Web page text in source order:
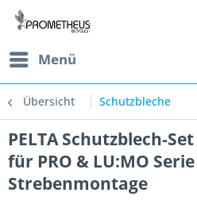
Menü
Übersicht Schutzbleche
PELTA Schutzblech-
für PRO & LU:MO Serie
Strebenmontage